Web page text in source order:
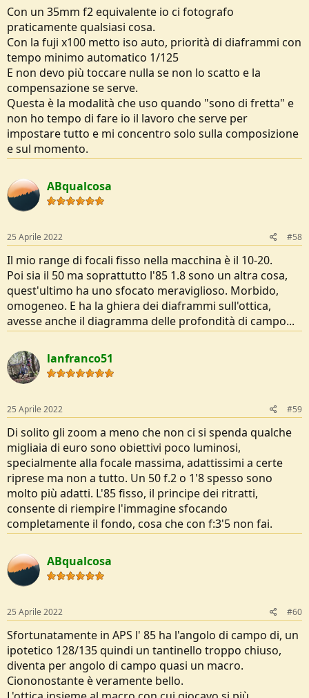
Con un 35mm f2 equivalente io ci fotografo
praticamente qualsiasi cosa.
Con la fuji x100 metto iso auto, priorità di diaframmi con
tempo minimo automatico 1/125
E non devo più toccare nulla se non lo scatto e la
compensazione se serve.
Questa è la modalità che uso quando "sono di fretta" e
non ho tempo di fare io il lavoro che serve per
impostare tutto e mi concentro solo sulla composizione
e sul momento.
ABqualcosa
25 Aprile 2022 #58
Il mio range di focali fisso nella macchina è il 10-20.
Poi sia il 50 ma soprattutto l'85 1.8 sono un altra cosa,
quest'ultimo ha uno sfocato meraviglioso. Morbido,
omogeneo. E ha la ghiera dei diaframmi sull'ottica,
avesse anche il diagramma delle profondità di campo...
lanfranco51
25 Aprile 2022 #59
Di solito gli zoom a meno che non ci si spenda qualche
migliaia di euro sono obiettivi poco luminosi,
specialmente alla focale massima, adattissimi a certe
riprese ma non a tutto. Un 50 f.2 o 1'8 spesso sono
molto più adatti. L'85 fisso, il principe dei ritratti,
consente di riempire l'immagine sfocando
completamente il fondo, cosa che con f:3'5 non fai.
ABqualcosa
25 Aprile 2022 #60
Sfortunatamente in APS l' 85 ha l'angolo di campo di, un
ipotetico 128/135 quindi un tantinello troppo chiuso,
diventa per angolo di campo quasi un macro.
Ciononostante è veramente bello.